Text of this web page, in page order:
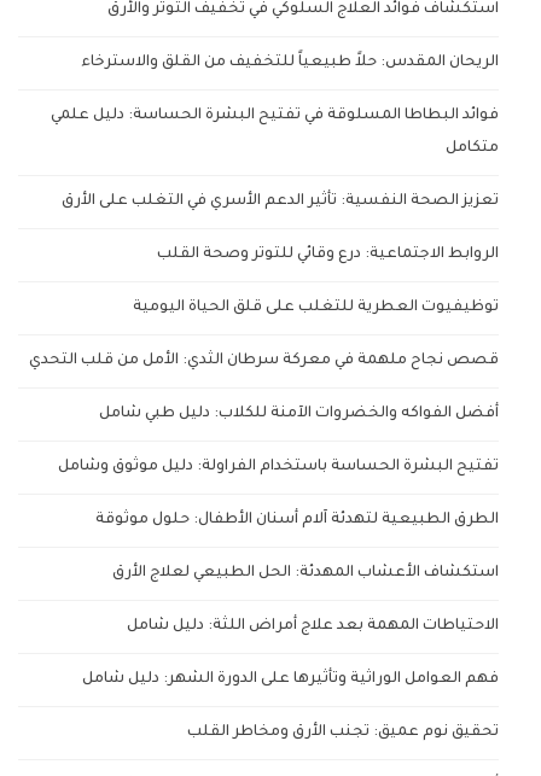
استكشاف فوائد العلاج السلوكي في تخفيف التوتر والأرق
الريحان المقدس: حلاً طبيعياً للتخفيف من القلق والاسترخاء
فوائد البطاطا المسلوقة في تفتيح البشرة الحساسة: دليل علمي
متكامل
تعزيز الصحة النفسية: تأثير الدعم الأسري في التغلب على الأرق
الروابط الاجتماعية: درع وقائي للتوتر وصحة القلب
توظيفيوت العطرية للتغلب على قلق الحياة اليومية
قصص نجاح ملهمة في معركة سرطان الثدي: الأمل من قلب التحدي
أفضل الفواكه والخضروات الآمنة للكلاب: دليل طبي شامل
تفتيح البشرة الحساسة باستخدام الفراولة: دليل موثوق وشامل
الطرق الطبيعية لتهدئة آلام أسنان الأطفال: حلول موثوقة
استكشاف الأعشاب المهدئة: الحل الطبيعي لعلاج الأرق
الاحتياطات المهمة بعد علاج أمراض اللثة: دليل شامل
فهم العوامل الوراثية وتأثيرها على الدورة الشهر: دليل شامل
تحقيق نوم عميق: تجنب الأرق ومخاطر القلب